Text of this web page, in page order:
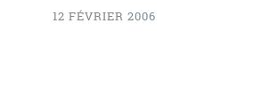
12 FÉVRIER 2006